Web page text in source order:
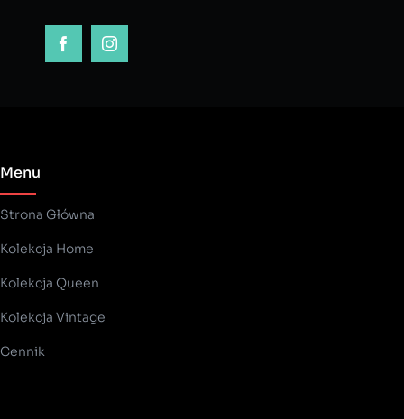
Menu
Strona Główna
Kolekcja Home
Kolekcja Queen
Kolekcja Vintage
Cennik